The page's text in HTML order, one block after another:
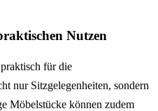
Nutzen
für die
nur Sitzgelegenheiten, sondern
Möbelstücke können zudem